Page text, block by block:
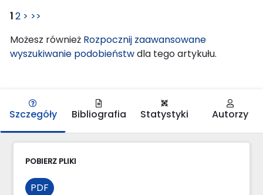
12 > >>
Możesz również Rozpocznij zaawansowane
wyszukiwanie podobieństwdla tego artykułu.
Szczegóły Bibliografia Statystyki Autorzy
POBIERZ PLIKI
PDF